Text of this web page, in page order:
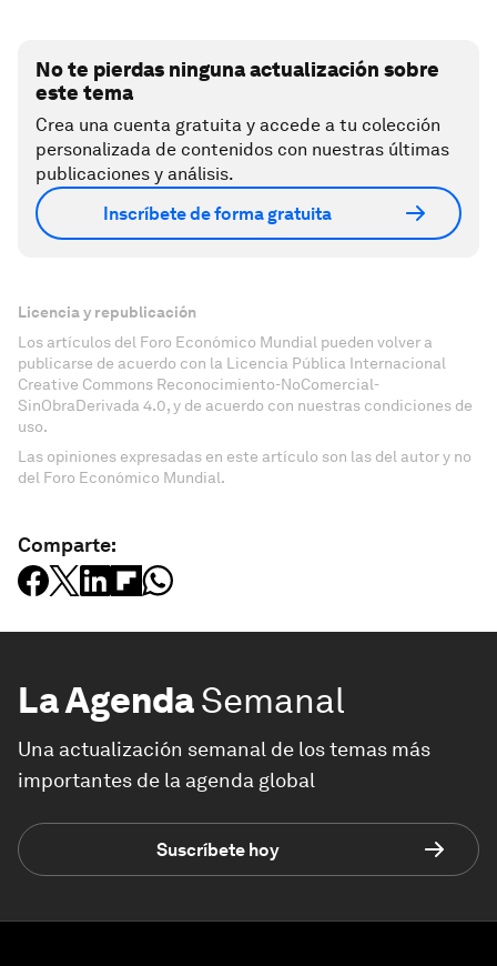
No te pierdas ninguna actualización sobre
este tema
Crea una cuenta gratuita y accede a tu colección
personalizada de contenidos con nuestras últimas
publicaciones y análisis.
Inscríbete de forma gratuita
Licencia y republicación
Los artículos del Foro Económico Mundial pueden volver a
publicarse de acuerdo con la Licencia Pública Internacional
Creative Commons Reconocimiento-NoComercial-
SinObraDerivada 4.0, y de acuerdo con nuestras condiciones de
uso.
Las opiniones expresadas en este artículo son las del autor y no
del Foro Económico Mundial.
Comparte:
La AgendaSemanal
Una actualización semanal de los temas más
importantes de la agenda global
Suscríbete hoy